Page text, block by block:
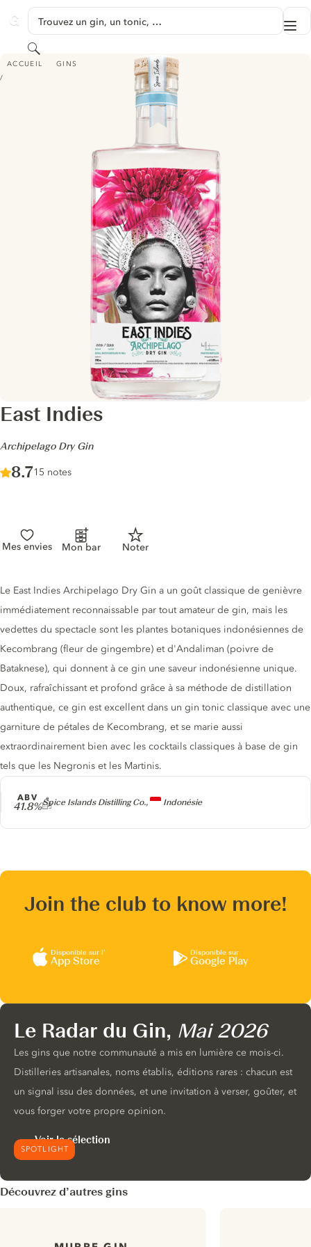
GINVENTORY
Trouvez un gin, un tonic, …
Rechercher
ACCUEIL GINS
EAST INDIES - ARCHIPELAGO DRY GIN
East Indies
-
Archipelago Dry Gin
Score :
8.7/ 10
15 notes
Mes envies Mon bar Noter
Producteur
Spice Islands Distilling Co., Indonésie
ABV
41.8%
Description du gin
Le East Indies Archipelago Dry Gin a un goût classique de genièvre
immédiatement reconnaissable par tout amateur de gin, mais les
vedettes du spectacle sont les plantes botaniques indonésiennes de
Kecombrang (fleur de gingembre) et d'Andaliman (poivre de
Bataknese), qui donnent à ce gin une saveur indonésienne unique.
Doux, rafraîchissant et profond grâce à sa méthode de distillation
authentique, ce gin est excellent dans un gin tonic classique avec une
garniture de pétales de Kecombrang, et se marie aussi
extraordinairement bien avec les cocktails classiques à base de gin
tels que les Negronis et les Martinis.
Join the club to know more!
Disponible sur l’
App Store
Disponible sur
Google Play
SPOTLIGHT
Le Radar du Gin, Mai 2026
Les gins que notre communauté a mis en lumière ce mois-ci.
Distilleries artisanales, noms établis, éditions rares : chacun est
un signal issu des données, et une invitation à verser, goûter, et
vous forger votre propre opinion.
Voir la sélection
Découvrez d’autres gins